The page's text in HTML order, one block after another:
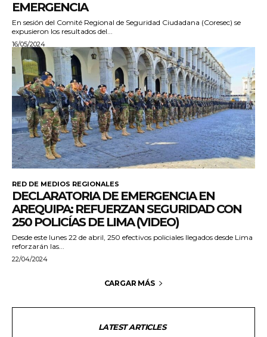
EMERGENCIA
En sesión del Comité Regional de Seguridad Ciudadana (Coresec) se
expusieron los resultados del...
16/05/2024
RED DE MEDIOS REGIONALES
DECLARATORIA DE EMERGENCIA EN
AREQUIPA: REFUERZAN SEGURIDAD CON
250 POLICÍAS DE LIMA (VIDEO)
Desde este lunes 22 de abril, 250 efectivos policiales llegados desde Lima
reforzarán las...
22/04/2024
CARGAR MÁS
LATEST ARTICLES